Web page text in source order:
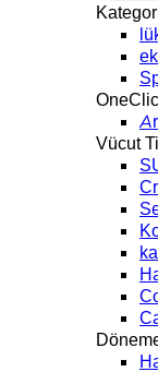
Vücut